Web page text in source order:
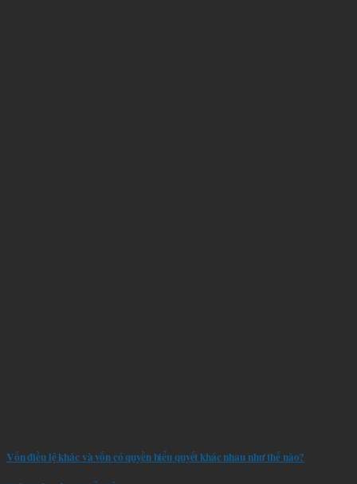
Vốn điều lệ khác và vốn có quyền biểu quyết khác nhau như thế nào?